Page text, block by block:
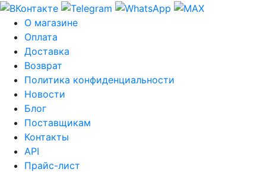
О магазине
Оплата
Доставка
Возврат
Политика конфиденциальности
Новости
Блог
Поставщикам
Контакты
API
Прайс-лист